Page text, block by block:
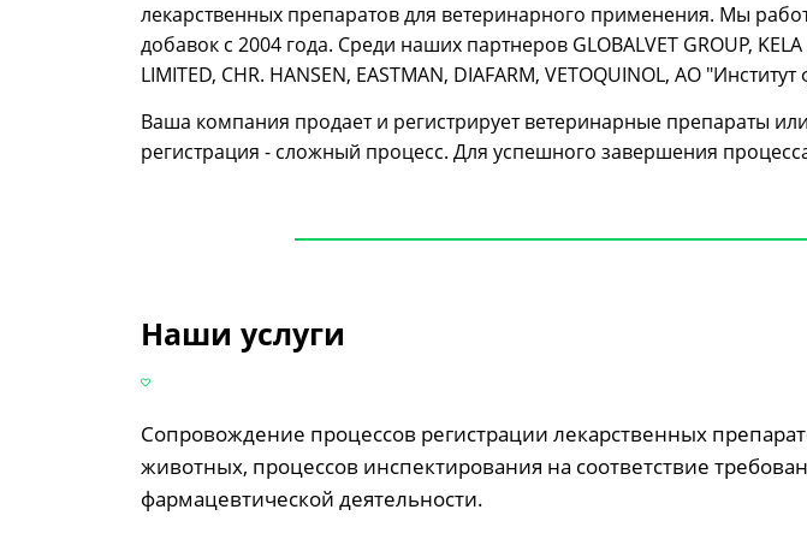
лекарственных препаратов для ветеринарного применения. Мы
добавок с 2004 года. Среди наших партнеров GLOBALVET GROUP, KELA
LIMITED, CHR. HANSEN, EASTMAN, DIAFARM, VETOQUINOL, АО
Ваша компания продает и регистрирует ветеринарные препараты
регистрация - сложный процесс. Для успешного завершения
Наши услуги
Сопровождение процессов регистрации лекарственных
животных, процессов инспектирования на соответствие
фармацевтической деятельности.